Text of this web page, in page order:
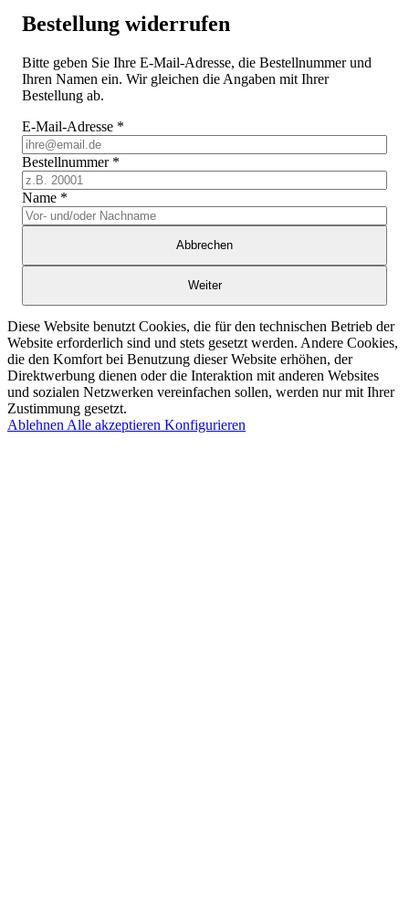
Bestellung widerrufen
Bitte geben Sie Ihre E-Mail-Adresse, die Bestellnummer und
Ihren Namen ein. Wir gleichen die Angaben mit Ihrer
Bestellung ab.
E-Mail-Adresse *
Bestellnummer *
Name *
Abbrechen
Weiter
Diese Website benutzt Cookies, die für den technischen Betrieb der
Website erforderlich sind und stets gesetzt werden. Andere Cookies,
die den Komfort bei Benutzung dieser Website erhöhen, der
Direktwerbung dienen oder die Interaktion mit anderen Websites
und sozialen Netzwerken vereinfachen sollen, werden nur mit Ihrer
Zustimmung gesetzt.
Ablehnen Alle akzeptieren Konfigurieren